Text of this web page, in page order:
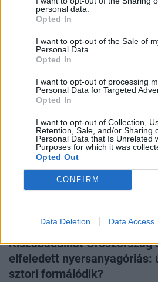
personal data.
Opted In
I want to opt-out of the Sale of
Personal Data.
Opted In
I want to opt-out of processing
Personal Data for Targeted
Opted In
I want to opt-out of Collection,
Retention, Sale, and/or Sharing
Personal Data that Is Unrelated
Purposes for which it was
Opted Out
CONFIRM
Data Deletion Data Access
Címkék: ingatlan iroda,
Ingatlan irodapiac, raktár, unicredit
CÍMLAPRÓL AJÁNLJUK
Kiszabadulhat Oroszország
elfeledett nyersanyagóriás:
sztori formálódik?